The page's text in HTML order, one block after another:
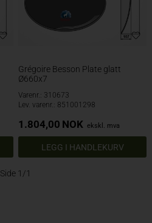
Grégoire Besson Plate glatt
Ø660x7
Varenr.: 310673
Lev. varenr.: 851001298
1.804,00 NOK ekskl. mva
Side 1/1